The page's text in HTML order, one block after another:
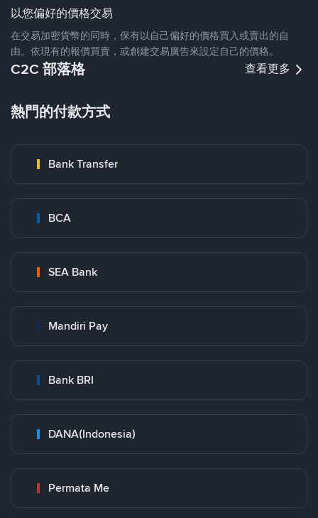
以您偏好的價格交易
在交易加密貨幣的同時，保有以自己偏好的價格買入或賣出的自
由。依現有的報價買賣，或創建交易廣告來設定自己的價格。
C2C 部落格 查看更多
熱門的付款方式
Bank Transfer
BCA
SEA Bank
Mandiri Pay
Bank BRI
DANA(Indonesia)
Permata Me